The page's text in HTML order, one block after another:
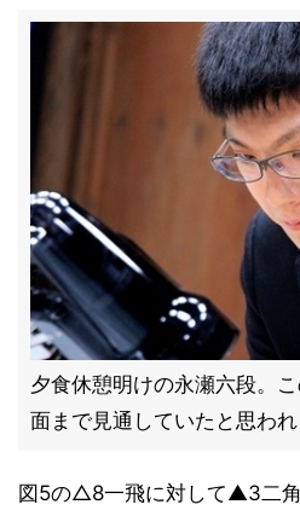
夕食休憩明けの永瀬六段。
面まで見通していたと思われ
図5の△8一飛に対して▲3二